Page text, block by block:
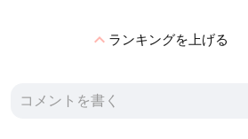
expand_lessランキングを上げる